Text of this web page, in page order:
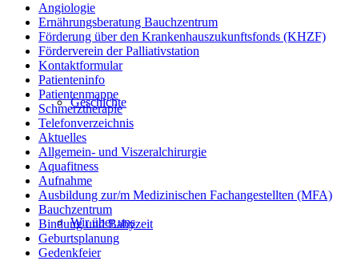
Geschichte
Wir über uns
Angiologie
Ernährungsberatung Bauchzentrum
Förderung über den Krankenhauszukunftsfonds (KHZF)
Förderverein der Palliativstation
Kontaktformular
Patienteninfo
Patientenmappe
Schmerztherapie
Telefonverzeichnis
Aktuelles
Allgemein- und Viszeralchirurgie
Aquafitness
Aufnahme
Ausbildung zur/m Medizinischen Fachangestellten (MFA)
Bauchzentrum
Bindung und Babyzeit
Geburtsplanung
Gedenkfeier